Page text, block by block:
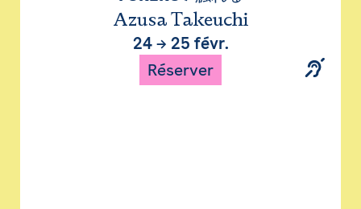
Azusa Takeuchi
24→ 25 févr.
Réserver